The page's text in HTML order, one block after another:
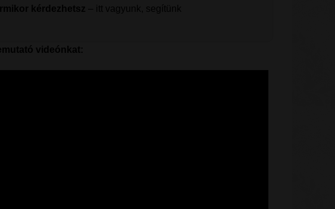
kérdezhetsz – itt vagyunk, segítünk
videónkat: